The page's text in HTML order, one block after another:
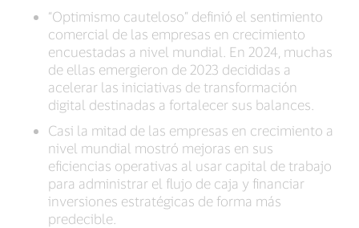
“Optimismo cauteloso” definió el sentimiento
comercial de las empresas en crecimiento
encuestadas a nivel mundial. En 2024, muchas
de ellas emergieron de 2023 decididas a
acelerar las iniciativas de transformación
digital destinadas a fortalecer sus balances.
Casi la mitad de las empresas en crecimiento a
nivel mundial mostró mejoras en sus
eficiencias operativas al usar capital de trabajo
para administrar el flujo de caja y financiar
inversiones estratégicas de forma más
predecible.